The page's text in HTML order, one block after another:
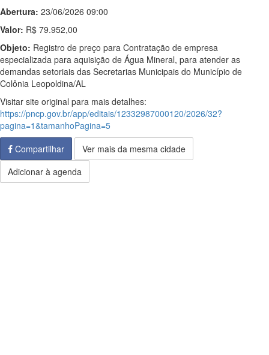
Abertura: 23/06/2026 09:00
Valor: R$ 79.952,00
Objeto: Registro de preço para Contratação de empresa
especializada para aquisição de Água Mineral, para atender as
demandas setoriais das Secretarias Municipais do Município de
Colônia Leopoldina/AL
Visitar site original para mais detalhes:
https://pncp.gov.br/app/editais/12332987000120/2026/32?
pagina=1&tamanhoPagina=5
Compartilhar
Ver mais da mesma cidade
Adicionar à agenda